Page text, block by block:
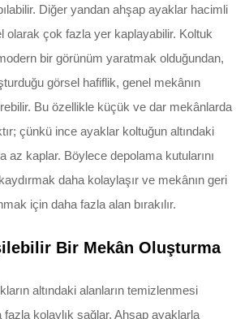
Diğer yandan ahşap ayaklar hacimli
olarak çok fazla yer kaplayabilir. Koltuk
bir görünüm yaratmak olduğundan,
görsel hafiflik, genel mekânın
Bu özellikle küçük ve dar mekânlarda
çünkü ince ayaklar koltuğun altındaki
az kaplar. Böylece depolama kutularını
daha kolaylaşır ve mekânın geri
için daha fazla alan bırakılır.
Bir Mekân Oluşturma
altındaki alanların temizlenmesi
fazla kolaylık sağlar. Ahşap ayaklarla